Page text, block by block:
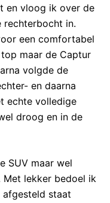
en vloog ik over de
rechterbocht in.
een comfortabel
maar de Captur
volgde de
en daarna
echte volledige
droog en in de
SUV maar wel
lekker bedoel ik
staat